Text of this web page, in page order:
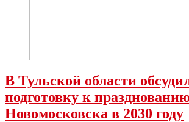
В Тульской области
подготовку к
Новомосковска в 2030 году